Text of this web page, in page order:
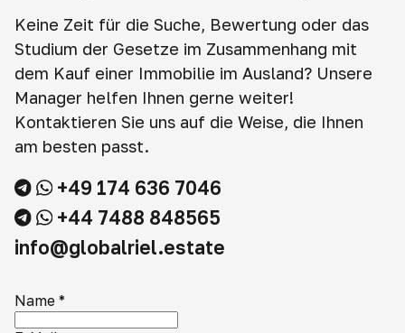
Keine Zeit für die Suche, Bewertung oder das
Studium der Gesetze im Zusammenhang mit
dem Kauf einer Immobilie im Ausland? Unsere
Manager helfen Ihnen gerne weiter!
Kontaktieren Sie uns auf die Weise, die Ihnen
am besten passt.
+49 174 636 7046
+44 7488 848565
info@globalriel.estate
Name *